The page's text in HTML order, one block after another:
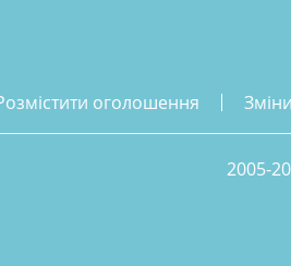
розмістити оголошення
2005-